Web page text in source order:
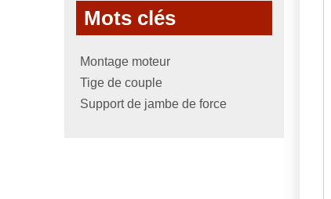
Mots clés
Montage moteur
Tige de couple
Support de jambe de force